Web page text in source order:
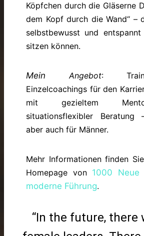
Köpfchen durch die Gläserne
dem Kopf durch die Wand“ –
selbstbewusst und
sitzen können.
MeinAngebot:
Einzelcoachings für den
mit gezieltem
situationsflexibler Beratung
aber auch für Männer.
Mehr Informationen finden
Homepage von 1000
moderne Führung.
“In the future, there